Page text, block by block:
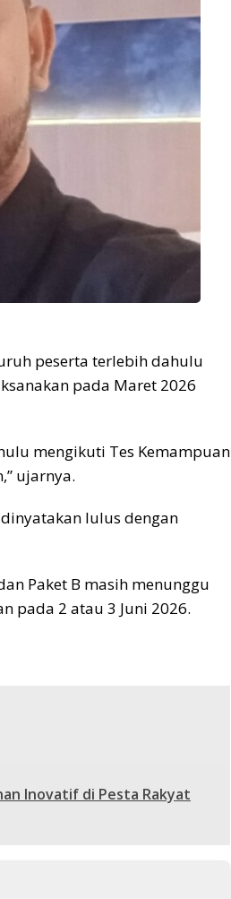
peserta terlebih dahulu
pada Maret 2026
mengikuti Tes Kemampuan
ujarnya.
lulus dengan
Paket B masih menunggu
pada 2 atau 3 Juni 2026.
Inovatif di Pesta Rakyat